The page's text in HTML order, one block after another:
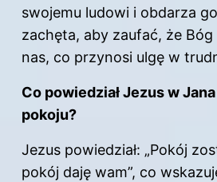
swojemu ludowi i obdarza
zachęta, aby zaufać, że
nas, co przynosi ulgę w
Co powiedział Jezus w
pokoju?
Jezus powiedział: „Pokój
pokój daję wam”, co